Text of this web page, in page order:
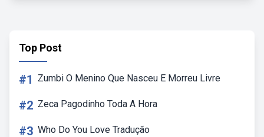
Top Post
#1 Zumbi O Menino Que Nasceu E Morreu Livre
#2 Zeca Pagodinho Toda A Hora
#3 Who Do You Love Tradução